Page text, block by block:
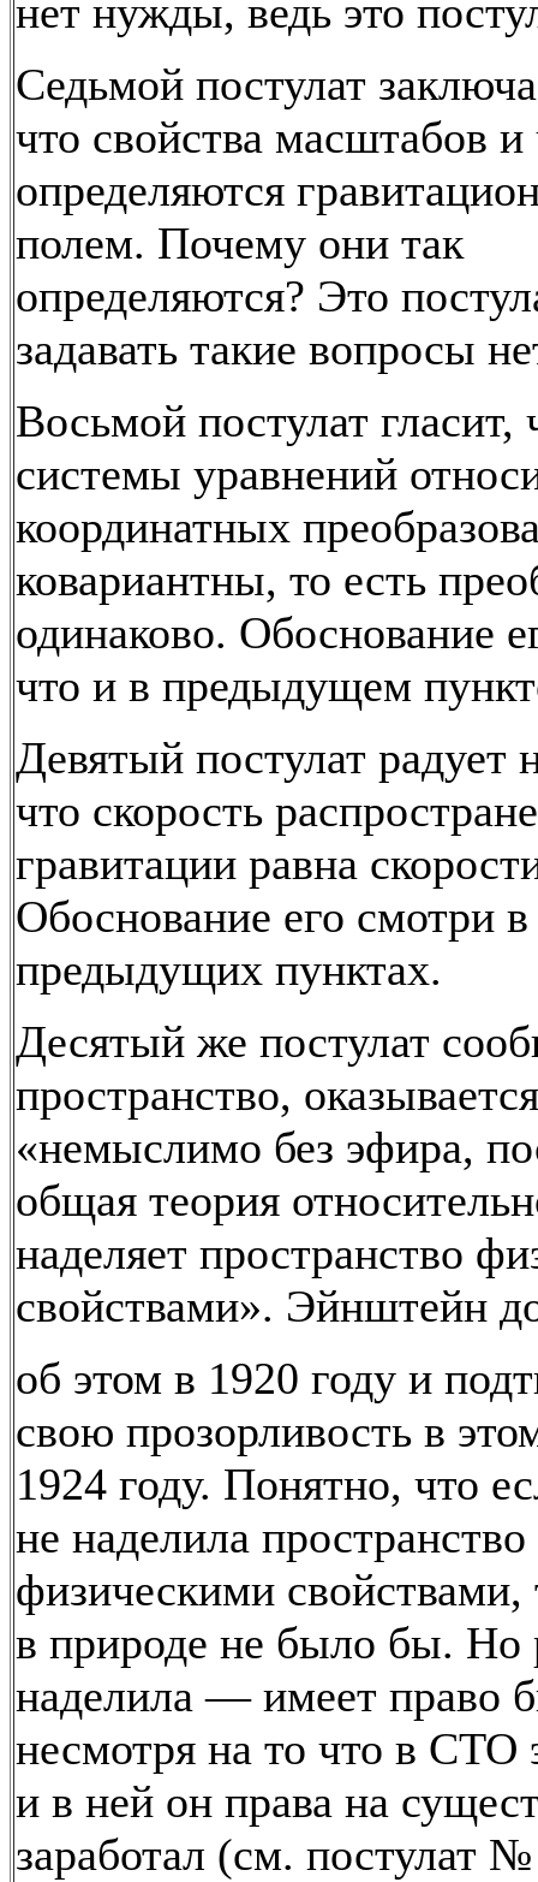
нет нужды, ведь это
Седьмой постулат
что свойства масштабов и
определяются
полем. Почему они так
определяются? Это
задавать такие вопросы
Восьмой постулат гласит,
системы уравнений
координатных
ковариантны, то есть
одинаково. Обоснование
что и в предыдущем
Девятый постулат радует
что скорость
гравитации равна
Обоснование его смотри
предыдущих пунктах.
Десятый же постулат
пространство,
«немыслимо без эфира,
общая теория
наделяет пространство
свойствами». Эйнштейн
об этом в 1920 году и
свою прозорливость в
1924 году. Понятно, что
не наделила пространство
физическими свойствами,
в природе не было бы. Но
наделила — имеет право
несмотря на то что в СТО
и в ней он права на
заработал (см. постулат